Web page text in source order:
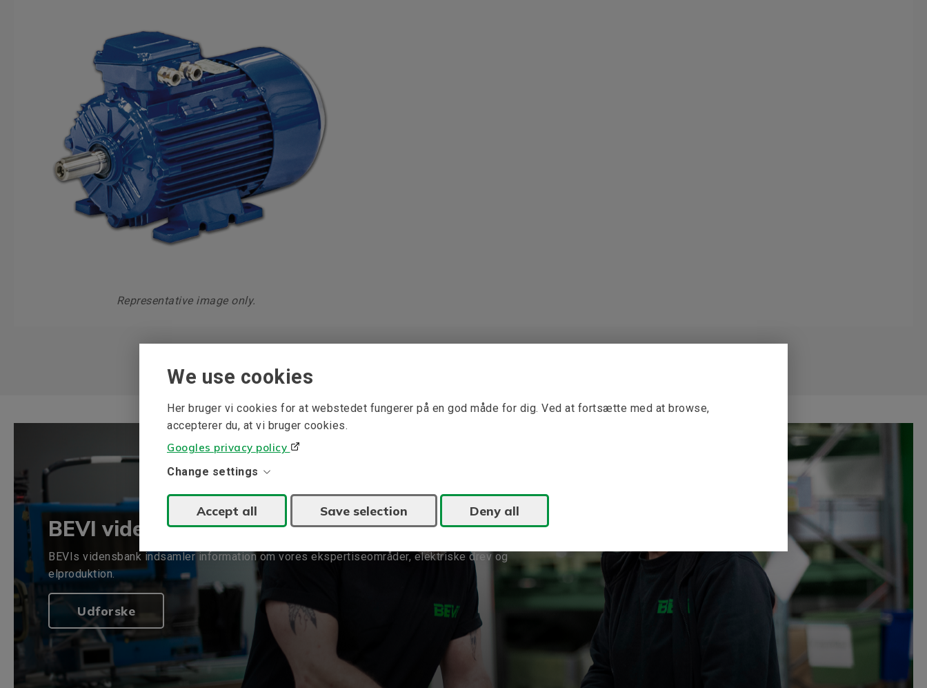
We use cookies
Her bruger vi cookies for at webstedet fungerer på en god måde for dig. Ved at fortsætte med at browse,
accepterer du, at vi bruger cookies.
Googles privacy policy
Change settings
Accept all Save selection Deny all
Representative image only.
BEVI vidensbank
BEVIs vidensbank indsamler information om vores ekspertiseområder, elektriske drev og
elproduktion.
Udforske